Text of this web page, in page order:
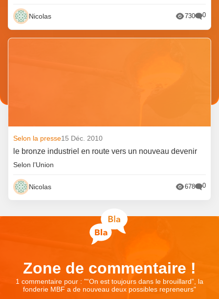
Nicolas 730 0
Selon la presse15 Déc. 2010
le bronze industriel en route vers un nouveau devenir
Selon l’Union
Nicolas 678 0
Zone de commentaire !
1 commentaire pour : "“On est toujours dans le brouillard”, la
fonderie MBF a de nouveau deux possibles repreneurs"